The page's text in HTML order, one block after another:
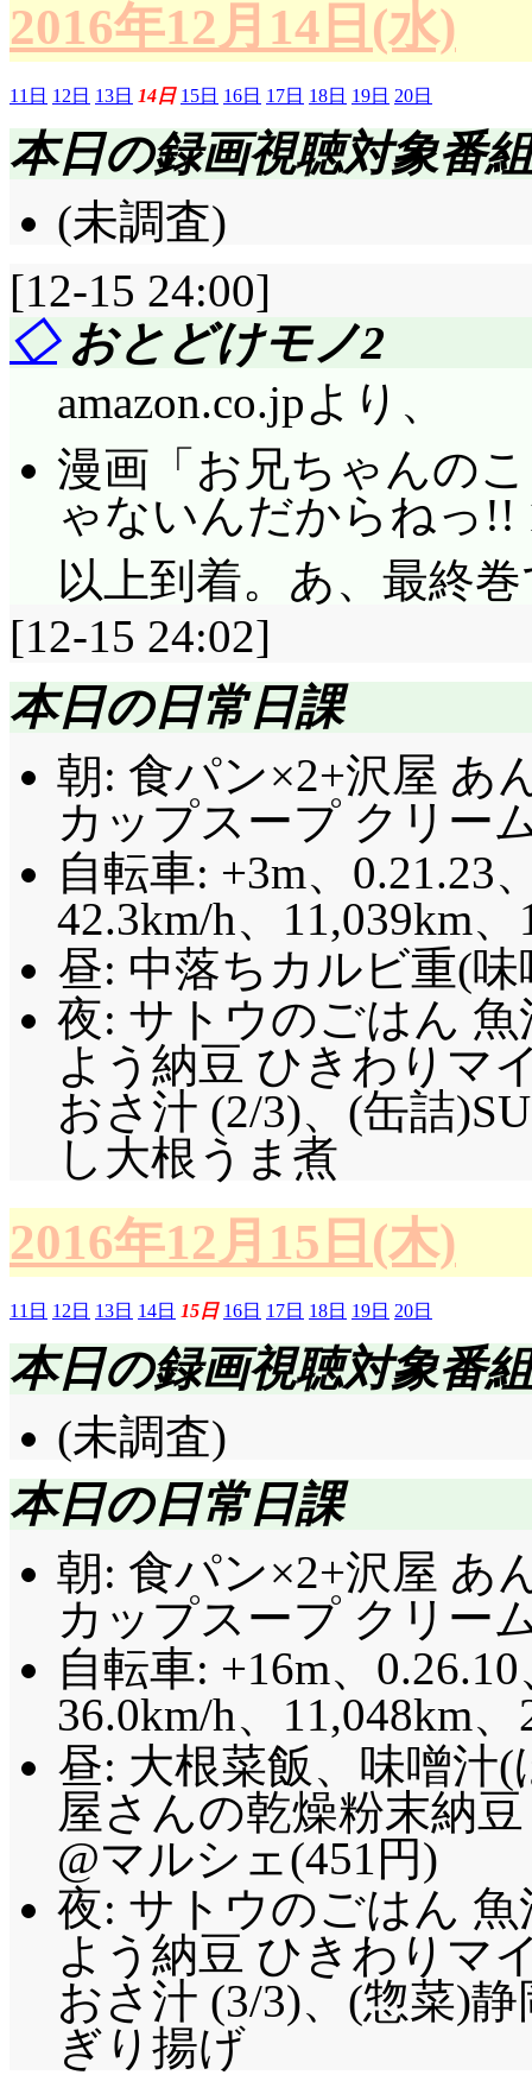
2016年12月14日(水)
11日 12日 13日 14日 15日 16日 17日 18日 19日 20日
本日の録画視聴対象番組
(未調査)
[12-15 24:00]
◇おとどけモノ2
amazon.co.jpより、
漫画「お兄ちゃんの
ゃないんだからねっ!!
以上到着。あ、最終
[12-15 24:02]
本日の日常日課
朝: 食パン×2+沢屋 あ
カップスープ クリー
自転車: +3m、0.21.23
42.3km/h、11,039km、
昼: 中落ちカルビ重(
夜: サトウのごはん
よう納豆 ひきわりマ
おさ汁 (2/3)、(缶詰
し大根うま煮
2016年12月15日(木)
11日 12日 13日 14日 15日 16日 17日 18日 19日 20日
本日の録画視聴対象番組
(未調査)
本日の日常日課
朝: 食パン×2+沢屋 あ
カップスープ クリー
自転車: +16m、
36.0km/h、11,048km、
昼: 大根菜飯、味噌汁
屋さんの乾燥粉末納
@マルシェ(451円)
夜: サトウのごはん
よう納豆 ひきわりマ
おさ汁 (3/3)、(惣菜)
ぎり揚げ